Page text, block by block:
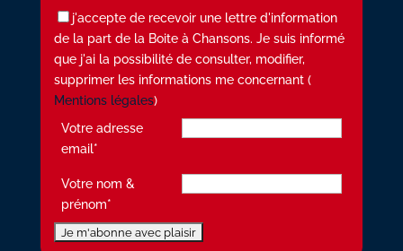
j'accepte de recevoir une lettre d'information
de la part de la Boite à Chansons. Je suis informé
que j'ai la possibilité de consulter, modifier,
supprimer les informations me concernant (
Mentions légales)
Votre adresse
email*
Votre nom &
prénom*